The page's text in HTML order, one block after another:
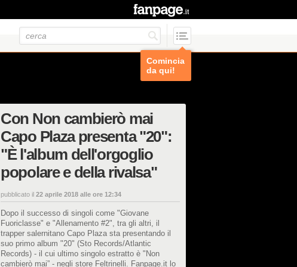
Comincia
da qui!
Con Non cambierò mai
Capo Plaza presenta "20":
"È l'album dell'orgoglio
popolare e della rivalsa"
pubblicato il 22 aprile 2018 alle ore 12:34
Dopo il successo di singoli come "Giovane
Fuoriclasse" e "Allenamento #2", tra gli altri, il
trapper salernitano Capo Plaza sta presentando il
suo primo album "20" (Sto Records/Atlantic
Records) - il cui ultimo singolo estratto è "Non
cambierò mai” - negli store Feltrinelli. Fanpage.it lo